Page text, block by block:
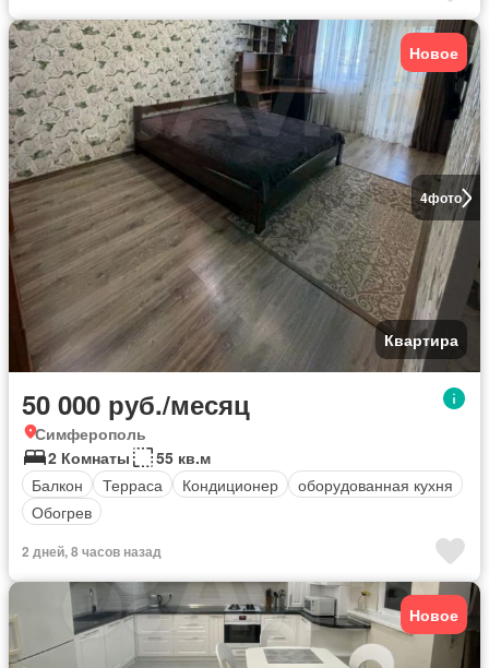
4фото
Новое
Квартира
50 000 руб./месяц
Симферополь
2 Комнаты
55 кв.м
Балкон
Терраса Кондиционер
оборудованная кухня
Обогрев
2 дней, 8 часов назад
Новое